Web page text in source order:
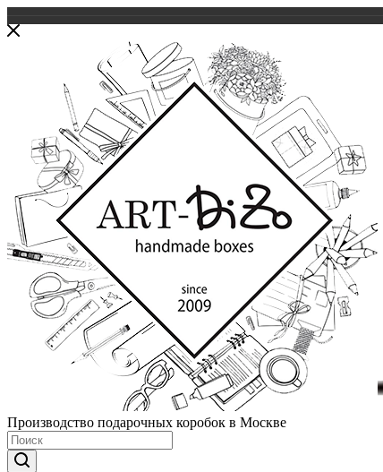
Производство подарочных коробок в Москве